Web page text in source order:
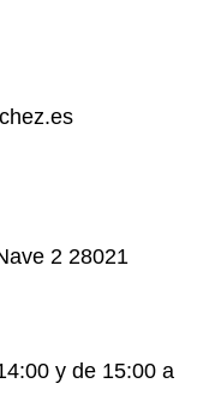
2 28021
y de 15:00 a